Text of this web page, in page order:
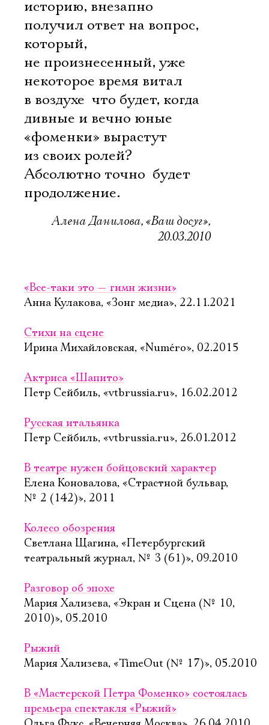
историю, внезапно
получил ответ на вопрос,
который,
не произнесенный, уже
некоторое время витал
в воздухе  что будет, когда
дивные и вечно юные
«фоменки» вырастут
из своих ролей?
Абсолютно точно  будет
продолжение.
Алена Данилова, «Ваш досуг»,
20.03.2010
«Все-таки это — гимн жизни»
Анна Кулакова, «Зонг медиа», 22.11.2021
Стихи на сцене
Ирина Михайловская, «Numéro», 02.2015
Актриса «Шапито»
Петр Сейбиль, «vtbrussia.ru», 16.02.2012
Русская итальянка
Петр Сейбиль, «vtbrussia.ru», 26.01.2012
В театре нужен бойцовский характер
Елена Коновалова, «Страстной бульвар,
№ 2 (142)», 2011
Колесо обозрения
Светлана Щагина, «Петербургский
театральный журнал, № 3 (61)», 09.2010
Разговор об эпохе
Мария Хализева, «Экран и Сцена (№ 10,
2010)», 05.2010
Рыжий
Мария Хализева, «TimeOut (№ 17)», 05.2010
В «Мастерской Петра Фоменко» состоялась
премьера спектакля «Рыжий»